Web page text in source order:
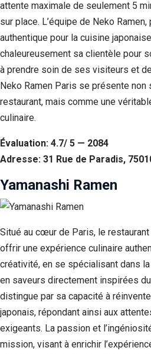
attente maximale de seulement 5
sur place. L’équipe de Neko
authentique pour la cuisine
chaleureusement sa clientèle pour
à prendre soin de ses visiteurs et
Neko Ramen Paris se présente non
restaurant, mais comme une
culinaire.
Évaluation: 4.7/ 5 — 2084
Adresse: 31 Rue de Paradis,
Yamanashi Ramen
Situé au cœur de Paris, le restaurant
offrir une expérience culinaire
créativité, en se spécialisant dans
en saveurs directement inspirées
distingue par sa capacité à
japonais, répondant ainsi aux
exigeants. La passion et
mission, visant à enrichir